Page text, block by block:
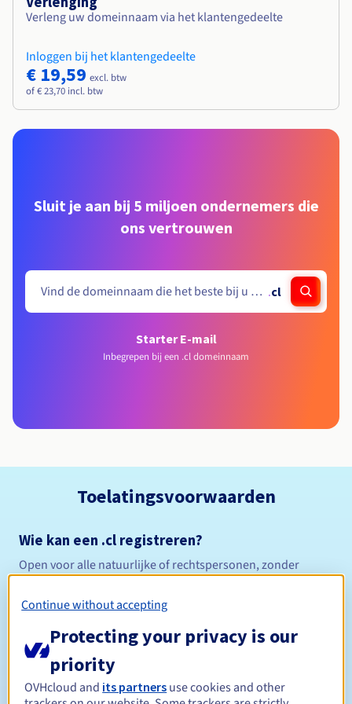
Verleng uw domeinnaam via het klantengedeelte
Inloggen bij het klantengedeelte
€ 19,59 excl. btw
of € 23,70 incl. btw
Sluit je aan bij 5 miljoen ondernemers die
ons vertrouwen
.cl
Starter E-mail
Inbegrepen bij een .cl domeinnaam
Toelatingsvoorwaarden
Wie kan een .cl registreren?
Open voor alle natuurlijke of rechtspersonen, zonder
geografische beperking.
Beheerregels en meldingen
Registratieperiode
Continue without accepting
Protecting your privacy is our
priority
OVHcloud and its partners use cookies and other